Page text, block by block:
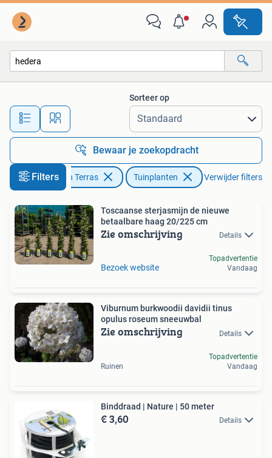
Alle afstanden…
Sorteer op
Bewaar je zoekopdracht
FiltersTuin en Terras Tuinplanten Verwijder filters
Toscaanse sterjasmijn de nieuwe
betaalbare haag 20/225 cm
Zie omschrijving Details
Bezoek website
Topadvertentie
Vandaag
Viburnum burkwoodii davidii tinus
opulus roseum sneeuwbal
Zie omschrijving Details
Ruinen
Topadvertentie
Vandaag
Binddraad | Nature | 50 meter
€ 3,60 Details